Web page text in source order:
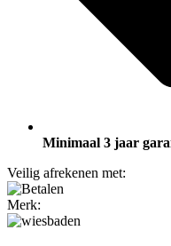
Minimaal 3 jaar
Veilig afrekenen met:
Merk: